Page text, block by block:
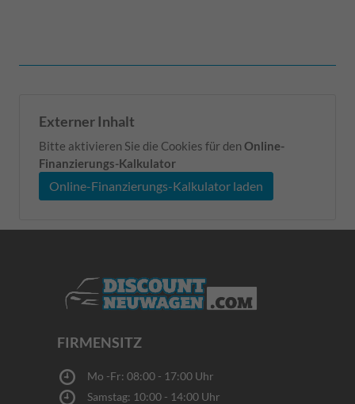
Externer Inhalt
Bitte aktivieren Sie die Cookies für den Online-
Finanzierungs-Kalkulator
Online-Finanzierungs-Kalkulator laden
FIRMENSITZ
Mo -Fr: 08:00 - 17:00 Uhr
Samstag: 10:00 - 14:00 Uhr